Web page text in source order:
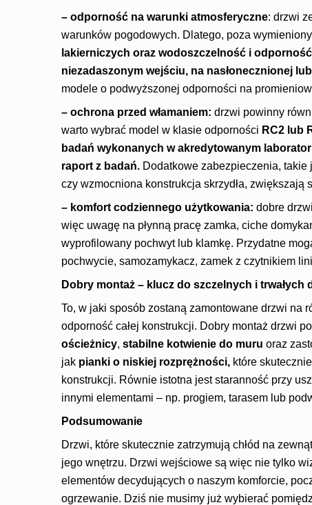
– odporność na warunki atmosferyczne: drzwi
warunków pogodowych. Dlatego, poza
lakierniczych oraz wodoszczelność i
niezadaszonym wejściu, na nasłonecznionej
modele o podwyższonej odporności na
– ochrona przed włamaniem: drzwi powinny
warto wybrać model w klasie odporności RC2 lub
badań wykonanych w akredytowanym
raport z badań.Dodatkowe zabezpieczenia, takie
czy wzmocniona konstrukcja skrzydła, zwiększają
– komfort codziennego użytkowania: dobre
więc uwagę na płynną pracę zamka, ciche
wyprofilowany pochwyt lub klamkę. Przydatne
pochwycie, samozamykacz, zamek z czytnikiem
Dobry montaż – klucz do szczelnych i trwałych
To, w jaki sposób zostaną zamontowane drzwi na
odporność całej konstrukcji. Dobry montaż drzwi
ościeżnicy, stabilne kotwienie do muru oraz
jak pianki o niskiej rozprężności,które
konstrukcji. Równie istotna jest staranność przy
innymi elementami – np. progiem, tarasem lub
Podsumowanie
Drzwi, które skutecznie zatrzymują chłód na
jego wnętrzu. Drzwi wejściowe są więc nie tylko
elementów decydujących o naszym komforcie,
ogrzewanie. Dziś nie musimy już wybierać